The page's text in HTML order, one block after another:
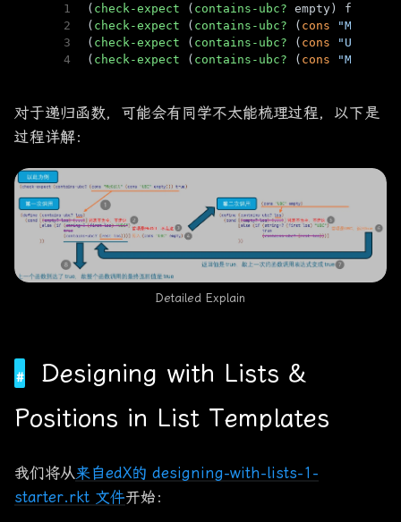
1
2
3
4
( check-expect ( contains-ubc? empty) false)
( check-expect ( contains-ubc? ( cons "McGill"
( check-expect ( contains-ubc? ( cons "UBC"
( check-expect ( contains-ubc? ( cons "McGill"
对于递归函数，可能会有同学不太能梳理过程，以下是
过程详解：
Detailed Explain
Designing with Lists &
Positions in List Templates
我们将从来自edX的 designing-with-lists-1-
starter.rkt 文件开始：